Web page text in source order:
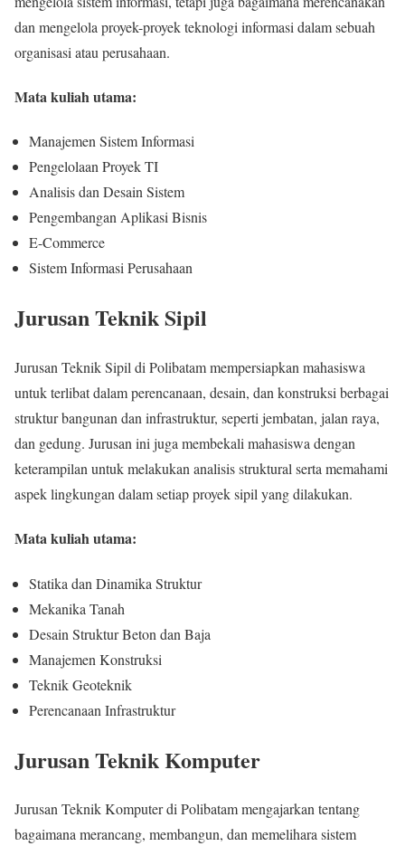
dan mengelola proyek-proyek teknologi informasi dalam sebuah
organisasi atau perusahaan.
Mata kuliah utama:
Manajemen Sistem Informasi
Pengelolaan Proyek TI
Analisis dan Desain Sistem
Pengembangan Aplikasi Bisnis
E-Commerce
Sistem Informasi Perusahaan
Jurusan Teknik Sipil
Jurusan Teknik Sipil di Polibatam mempersiapkan mahasiswa
untuk terlibat dalam perencanaan, desain, dan konstruksi berbagai
struktur bangunan dan infrastruktur, seperti jembatan, jalan raya,
dan gedung. Jurusan ini juga membekali mahasiswa dengan
keterampilan untuk melakukan analisis struktural serta memahami
aspek lingkungan dalam setiap proyek sipil yang dilakukan.
Mata kuliah utama:
Statika dan Dinamika Struktur
Mekanika Tanah
Desain Struktur Beton dan Baja
Manajemen Konstruksi
Teknik Geoteknik
Perencanaan Infrastruktur
Jurusan Teknik Komputer
Jurusan Teknik Komputer di Polibatam mengajarkan tentang
bagaimana merancang, membangun, dan memelihara sistem